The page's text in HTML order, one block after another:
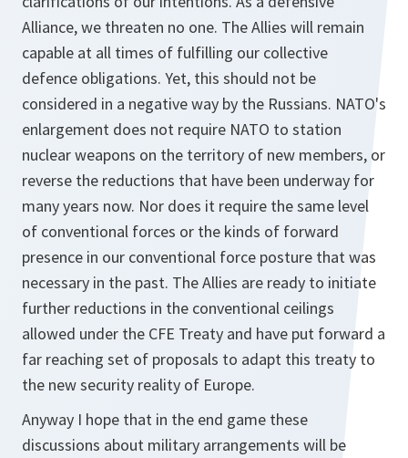
Alliance, we threaten no one. The Allies will remain
capable at all times of fulfilling our collective
defence obligations. Yet, this should not be
considered in a negative way by the Russians. NATO's
enlargement does not require NATO to station
nuclear weapons on the territory of new members, or
reverse the reductions that have been underway for
many years now. Nor does it require the same level
of conventional forces or the kinds of forward
presence in our conventional force posture that was
necessary in the past. The Allies are ready to initiate
further reductions in the conventional ceilings
allowed under the CFE Treaty and have put forward a
far reaching set of proposals to adapt this treaty to
the new security reality of Europe.
Anyway I hope that in the end game these
discussions about military arrangements will be